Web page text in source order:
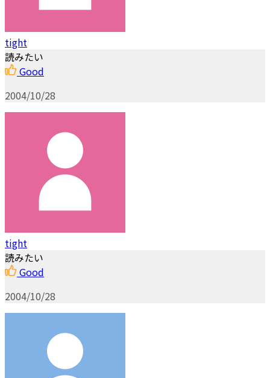
tight
読みたい
Good
2004/10/28
tight
読みたい
Good
2004/10/28